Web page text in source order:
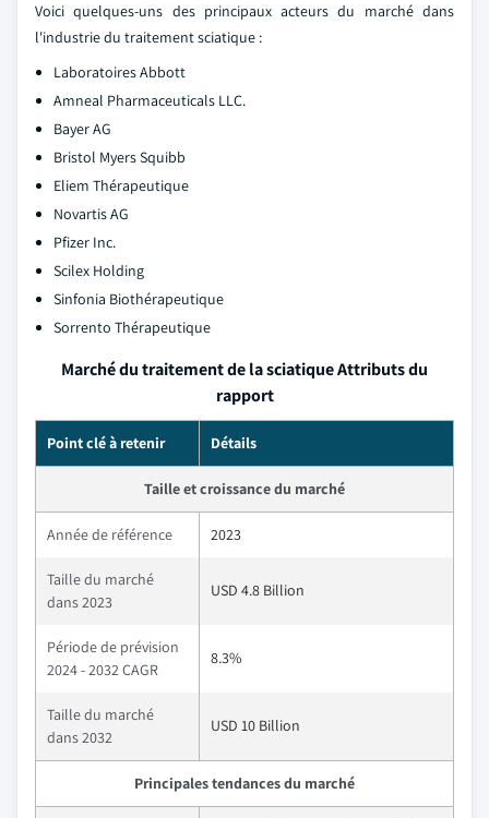
Voici quelques-uns des principaux acteurs du marché dans
l'industrie du traitement sciatique :
Laboratoires Abbott
Amneal Pharmaceuticals LLC.
Bayer AG
Bristol Myers Squibb
Eliem Thérapeutique
Novartis AG
Pfizer Inc.
Scilex Holding
Sinfonia Biothérapeutique
Sorrento Thérapeutique
Marché du traitement de la sciatique Attributs du
rapport
Point clé à retenir Détails
Taille et croissance du marché
Année de référence 2023
Taille du marché
dans 2023
USD 4.8 Billion
Période de prévision
2024 - 2032 CAGR
8.3%
Taille du marché
dans 2032
USD 10 Billion
Principales tendances du marché